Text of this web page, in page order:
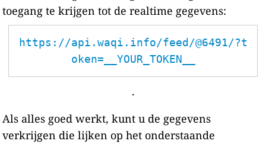
toegang te krijgen tot de realtime gegevens:
https://api.waqi.info/feed/@6491/?t
oken=__YOUR_TOKEN__
.
Als alles goed werkt, kunt u de gegevens
verkrijgen die lijken op het onderstaande